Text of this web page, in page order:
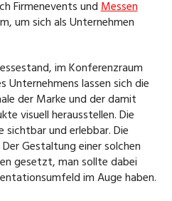
Firmenevents undMessen
um sich als Unternehmen
im Konferenzraum
Unternehmens lassen sich die
der Marke und der damit
visuell herausstellen. Die
und erlebbar. Die
Gestaltung einer solchen
gesetzt, man sollte dabei
im Auge haben.